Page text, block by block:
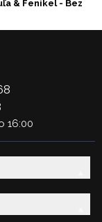
& Fenikel - Bez
16:00